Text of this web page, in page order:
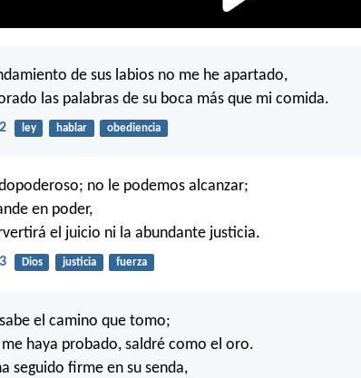
de sus labios no me he apartado,
las palabras de su boca más que mi comida.
ley hablar obediencia
no le podemos alcanzar;
en poder,
el juicio ni la abundante justicia.
Dios justicia fuerza
el camino que tomo;
haya probado, saldré como el oro.
seguido firme en su senda,